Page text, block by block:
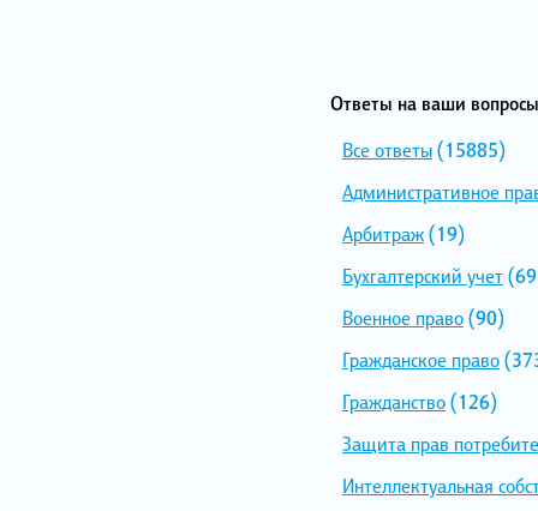
Ответы на ваши
Все ответы(15885)
Административное
Арбитраж(19)
Бухгалтерский учет
Военное право(90)
Гражданское право
Гражданство(126)
Защита прав
Интеллектуальная